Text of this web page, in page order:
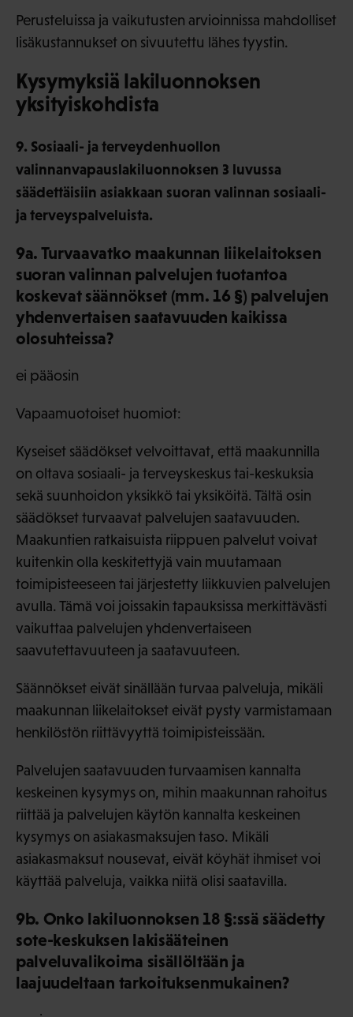
Perusteluissa ja vaikutusten arvioinnissa mahdolliset
lisäkustannukset on sivuutettu lähes tyystin.
Kysymyksiä lakiluonnoksen
yksityiskohdista
9. Sosiaali- ja terveydenhuollon
valinnanvapauslakiluonnoksen 3 luvussa
säädettäisiin asiakkaan suoran valinnan sosiaali-
ja terveyspalveluista.
9a. Turvaavatko maakunnan liikelaitoksen
suoran valinnan palvelujen tuotantoa
koskevat säännökset (mm. 16 §) palvelujen
yhdenvertaisen saatavuuden kaikissa
olosuhteissa?
ei pääosin
Vapaamuotoiset huomiot:
Kyseiset säädökset velvoittavat, että maakunnilla
on oltava sosiaali- ja terveyskeskus tai-keskuksia
sekä suunhoidon yksikkö tai yksiköitä. Tältä osin
säädökset turvaavat palvelujen saatavuuden.
Maakuntien ratkaisuista riippuen palvelut voivat
kuitenkin olla keskitettyjä vain muutamaan
toimipisteeseen tai järjestetty liikkuvien palvelujen
avulla. Tämä voi joissakin tapauksissa merkittävästi
vaikuttaa palvelujen yhdenvertaiseen
saavutettavuuteen ja saatavuuteen.
Säännökset eivät sinällään turvaa palveluja, mikäli
maakunnan liikelaitokset eivät pysty varmistamaan
henkilöstön riittävyyttä toimipisteissään.
Palvelujen saatavuuden turvaamisen kannalta
keskeinen kysymys on, mihin maakunnan rahoitus
riittää ja palvelujen käytön kannalta keskeinen
kysymys on asiakasmaksujen taso. Mikäli
asiakasmaksut nousevat, eivät köyhät ihmiset voi
käyttää palveluja, vaikka niitä olisi saatavilla.
9b. Onko lakiluonnoksen 18 §:ssä säädetty
sote-keskuksen lakisääteinen
palveluvalikoima sisällöltään ja
laajuudeltaan tarkoituksenmukainen?